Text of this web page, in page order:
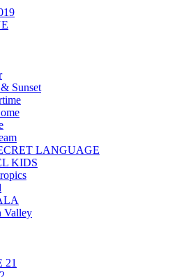
Sunset
LANGUAGE
KIDS
Valley
21